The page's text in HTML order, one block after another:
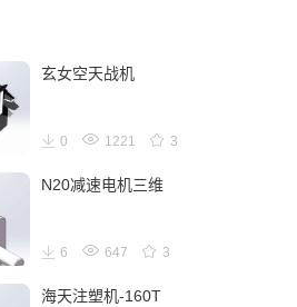
玄女空天战机
0 1221 3
N20减速电机三维
6 647 3
海天注塑机-160T